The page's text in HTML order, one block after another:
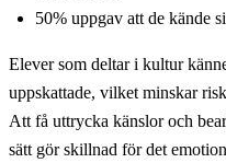
50% uppgav att de kände
Elever som deltar i kultur
uppskattade, vilket minskar
Att få uttrycka känslor och
sätt gör skillnad för det